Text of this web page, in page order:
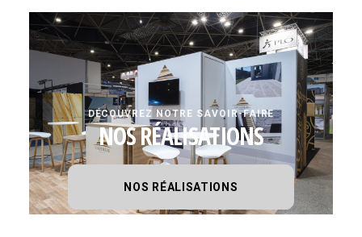
DÉCOUVREZ NOTRE SAVOIR-FAIRE
NOS RÉALISATIONS
NOS RÉALISATIONS